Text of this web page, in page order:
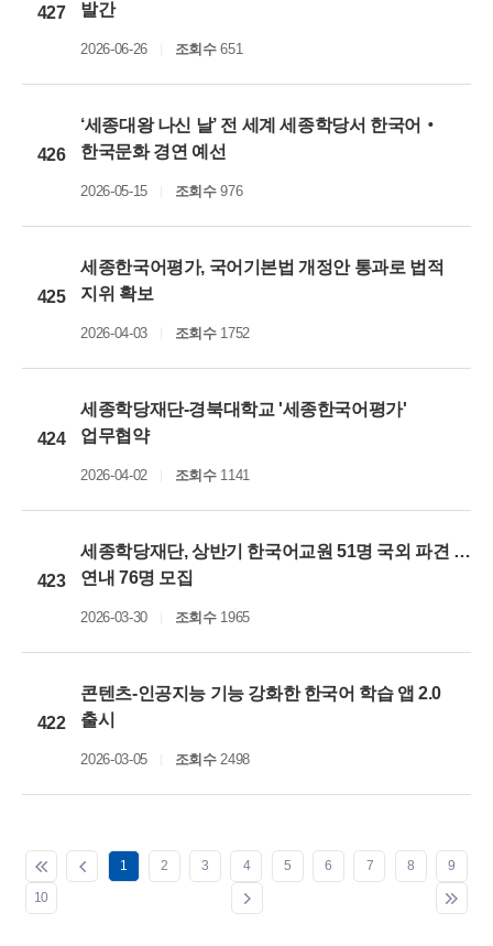
427 발간
2026-06-26 조회수651
426
‘세종대왕 나신 날’ 전 세계 세종학당서 한국어‧
한국문화 경연 예선
2026-05-15 조회수976
425
세종한국어평가, 국어기본법 개정안 통과로 법적
지위 확보
2026-04-03 조회수1752
424
세종학당재단-경북대학교 '세종한국어평가'
업무협약
2026-04-02 조회수1141
423
세종학당재단, 상반기 한국어교원 51명 국외 파견 …
연내 76명 모집
2026-03-30 조회수1965
422
콘텐츠-인공지능 기능 강화한 한국어 학습 앱 2.0
출시
2026-03-05 조회수2498
1 2 3 4 5 6 7 8 9
10